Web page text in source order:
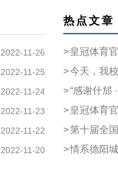
2022-11-26
2022-11-25
2022-11-24
2022-11-23
2022-11-22
2022-11-20
热点文章
>皇冠体育官网全
>今天，我校历史
>“感谢什邡 · 同冠教
>皇冠体育官网全球第一体
>第十届全国交通运输行业职
>情系德阳城